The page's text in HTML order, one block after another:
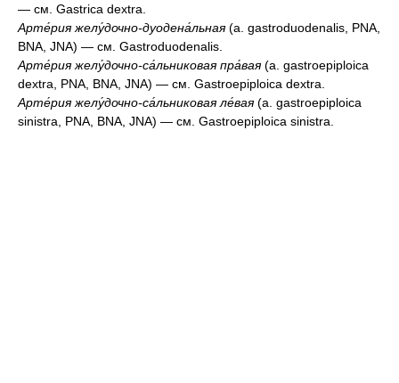
— см. Gastrica dextra.
Арте́рия желу́дочно-дуодена́льная(a. gastroduodenalis, PNA,
BNA, JNA) — см. Gastroduodenalis.
Арте́рия желу́дочно-са́льниковая пра́вая(a. gastroepiploica
dextra, PNA, BNA, JNA) — см. Gastroepiploica dextra.
Арте́рия желу́дочно-са́льниковая ле́вая(a. gastroepiploica
sinistra, PNA, BNA, JNA) — см. Gastroepiploica sinistra.